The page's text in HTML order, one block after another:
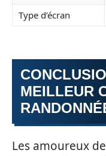
Type d’écran
MEILLEUR
Les amoureux